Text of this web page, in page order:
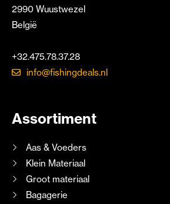
2990 Wuustwezel
België
+32.475.78.37.28
info@fishingdeals.nl
Assortiment
Aas & Voeders
Klein Materiaal
Groot materiaal
Bagagerie